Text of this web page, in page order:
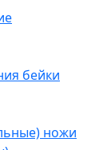
бейки
ножи